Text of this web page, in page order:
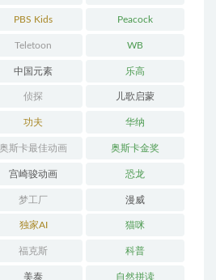
PBS Kids Peacock
Teletoon WB
中国元素 乐高
侦探 儿歌启蒙
功夫 华纳
奥斯卡最佳动画 奥斯卡金奖
宫崎骏动画 恐龙
梦工厂 漫威
独家AI 猫咪
福克斯 科普
美泰 自然拼读